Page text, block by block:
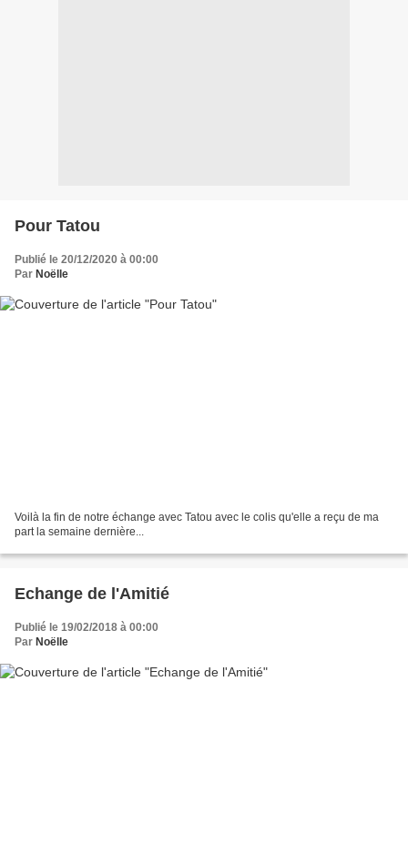
Pour Tatou
Publié le 20/12/2020 à 00:00
Par Noëlle
Voilà la fin de notre échange avec Tatou avec le colis qu'elle a reçu de ma
part la semaine dernière...
Echange de l'Amitié
Publié le 19/02/2018 à 00:00
Par Noëlle